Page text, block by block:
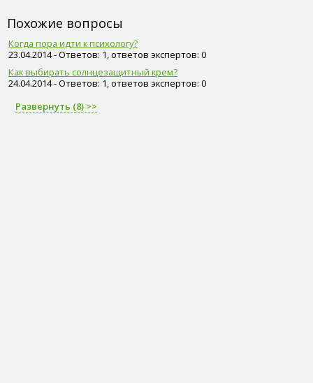
Похожие вопросы
Когда пора идти к психологу?
23.04.2014 - Ответов: 1, ответов экспертов: 0
Как выбирать солнцезащитный крем?
24.04.2014 - Ответов: 1, ответов экспертов: 0
Развернуть (8) >>